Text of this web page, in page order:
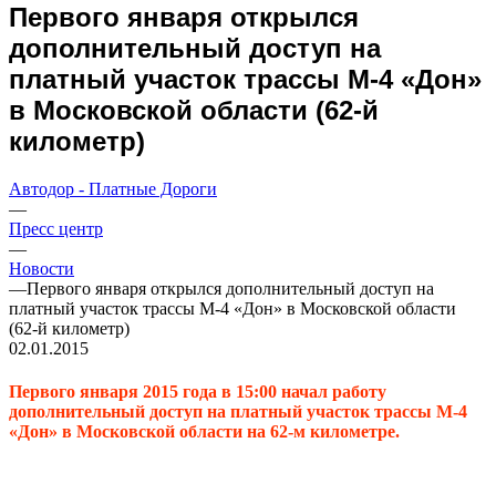
Первого января открылся
дополнительный доступ на
платный участок трассы М-4 «Дон»
в Московской области (62-й
километр)
Автодор - Платные Дороги
—
Пресс центр
—
Новости
—Первого января открылся дополнительный доступ на
платный участок трассы М-4 «Дон» в Московской области
(62-й километр)
02.01.2015
Первого января 2015 года в 15:00 начал работу
дополнительный доступ на платный участок трассы М-4
«Дон» в Московской области на 62-м километре.